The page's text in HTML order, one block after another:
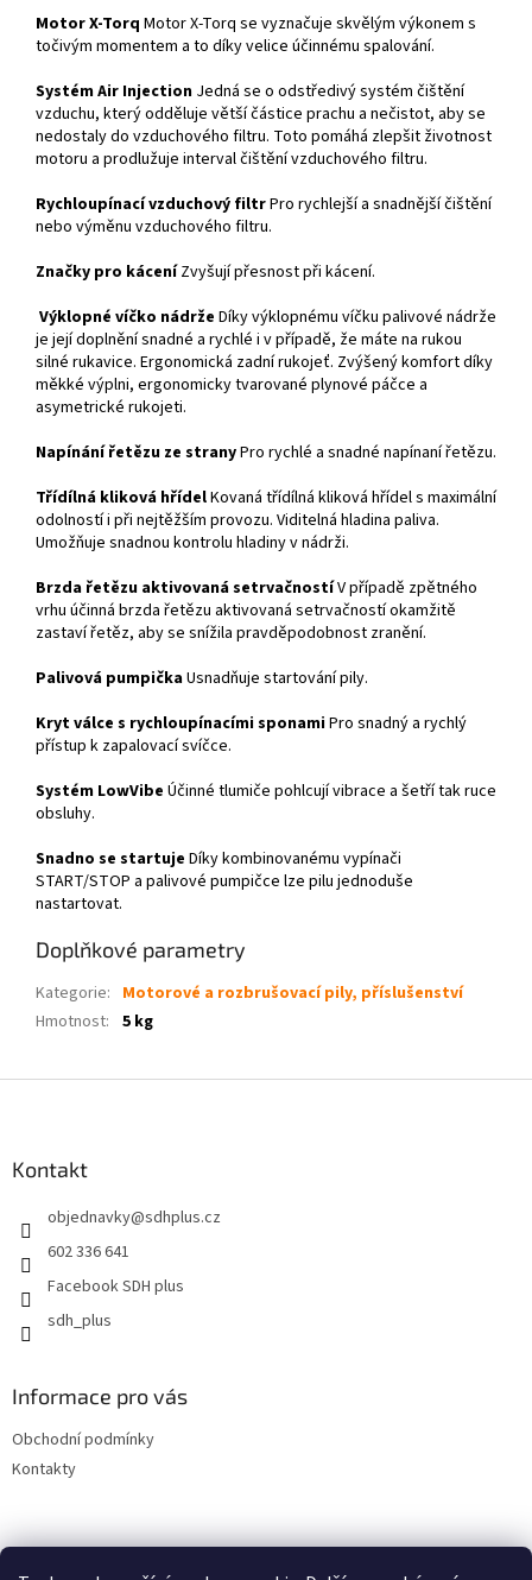
Motor X-Torq Motor X-Torq se vyznačuje skvělým výkonem s
točivým momentem a to díky velice účinnému spalování.
Systém Air Injection Jedná se o odstředivý systém čištění
vzduchu, který odděluje větší částice prachu a nečistot, aby se
nedostaly do vzduchového filtru. Toto pomáhá zlepšit životnost
motoru a prodlužuje interval čištění vzduchového filtru.
Rychloupínací vzduchový filtrPro rychlejší a snadnější čištění
nebo výměnu vzduchového filtru.
Značky pro káceníZvyšují přesnost při kácení.
Výklopné víčko nádrže Díky výklopnému víčku palivové nádrže
je její doplnění snadné a rychlé i v případě, že máte na rukou
silné rukavice. Ergonomická zadní rukojeť. Zvýšený komfort díky
měkké výplni, ergonomicky tvarované plynové páčce a
asymetrické rukojeti.
Napínání řetězu ze stranyPro rychlé a snadné napínaní řetězu.
Třídílná kliková hřídelKovaná třídílná kliková hřídel s maximální
odolností i při nejtěžším provozu. Viditelná hladina paliva.
Umožňuje snadnou kontrolu hladiny v nádrži.
Brzda řetězu aktivovaná setrvačnostíV případě zpětného
vrhu účinná brzda řetězu aktivovaná setrvačností okamžitě
zastaví řetěz, aby se snížila pravděpodobnost zranění.
Palivová pumpičkaUsnadňuje startování pily.
Kryt válce s rychloupínacími sponamiPro snadný a rychlý
přístup k zapalovací svíčce.
Systém LowVibe Účinné tlumiče pohlcují vibrace a šetří tak ruce
obsluhy.
Snadno se startuje Díky kombinovanému vypínači
START/STOP a palivové pumpičce lze pilu jednoduše
nastartovat.
Doplňkové parametry
Kategorie: Motorové a rozbrušovací pily, příslušenství
Hmotnost: 5 kg
Kontakt
objednavky@sdhplus.cz
602 336 641
Facebook SDH plus
sdh_plus
Informace pro vás
Obchodní podmínky
Kontakty